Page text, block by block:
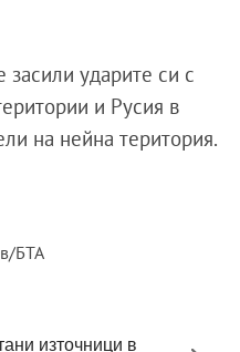
ударите си с
и Русия в
на нейна територия.
БТА
източници в